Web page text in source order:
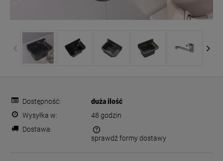
Dostępność:
duża ilość
Wysyłka w:
48 godzin
Dostawa:
Cena nie zawiera ewentualnych kosztów płatności
sprawdź formy dostawy